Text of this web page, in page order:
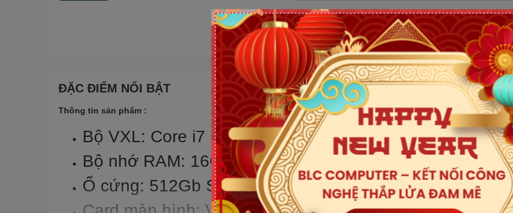
ĐẶC ĐIỂM NỔI BẬT
Thông tin sản phẩm :
Bộ VXL: Core i7 1355U 1.7GHz
Bộ nhớ RAM: 16Gb DDR4 3200
Ổ cứng: 512Gb SSD